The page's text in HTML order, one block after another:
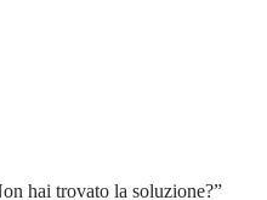
hai trovato la soluzione?”